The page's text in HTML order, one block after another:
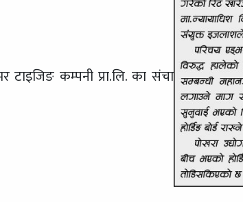
टाइजिङ कम्पनी प्रा.लि. का संचा